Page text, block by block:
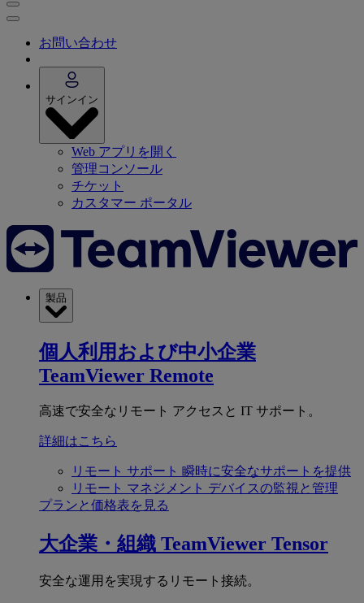
お問い合わせ
サインイン
Web アプリを開く
管理コンソール
チケット
カスタマー ポータル
製品
個人利用および中小企業
TeamViewer Remote
高速で安全なリモート アクセスと IT サポート。
詳細はこちら
リモート サポート 瞬時に安全なサポートを提供
リモート マネジメント デバイスの監視と管理
プランと価格表を見る
大企業・組織 TeamViewer Tensor
安全な運用を実現するリモート接続。